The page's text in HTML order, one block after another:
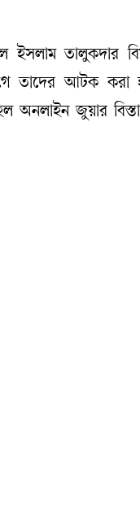
ইসলাম তালুকদার
তাদের আটক করা
অনলাইন জুয়ার